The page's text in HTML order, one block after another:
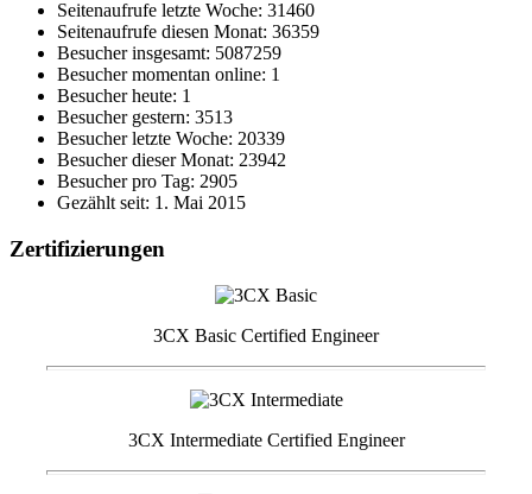
Seitenaufrufe letzte Woche: 31460
Seitenaufrufe diesen Monat: 36359
Besucher insgesamt: 5087259
Besucher momentan online: 1
Besucher heute: 1
Besucher gestern: 3513
Besucher letzte Woche: 20339
Besucher dieser Monat: 23942
Besucher pro Tag: 2905
Gezählt seit: 1. Mai 2015
Zertifizierungen
3CX Basic Certified Engineer
3CX Intermediate Certified Engineer